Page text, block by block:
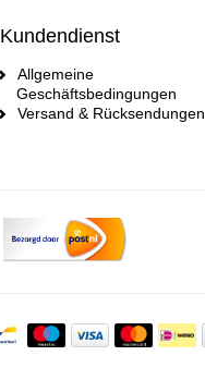
Kundendienst
Allgemeine
Geschäftsbedingungen
Versand & Rücksendungen